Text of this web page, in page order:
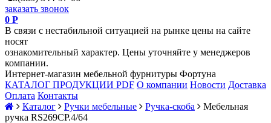
заказать звонок
0 Р
В связи с нестабильной ситуацией на рынке цены на сайте
носят
ознакомительный характер. Цены уточняйте у менеджеров
компании.
Интернет-магазин мебельной фурнитуры Фортуна
КАТАЛОГ ПРОДУКЦИИ PDF О компании Новости Доставка
Оплата Контакты
Каталог
Ручки мебельные Ручка-скоба
Мебельная
ручка RS269CP.4/64